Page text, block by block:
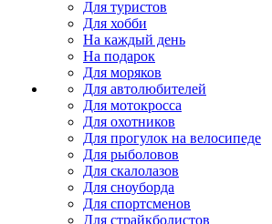
Для туристов
Для хобби
На каждый день
На подарок
Для моряков
Для автолюбителей
Для мотокросса
Для охотников
Для прогулок на велосипеде
Для рыболовов
Для скалолазов
Для сноуборда
Для спортсменов
Для страйкболистов